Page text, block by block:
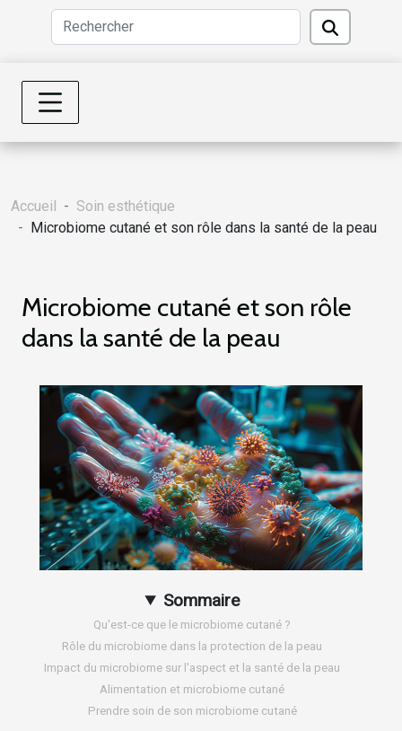
Accueil
Soin esthétique
Microbiome cutané et son rôle dans la santé de la peau
Microbiome cutané et son rôle
dans la santé de la peau
Sommaire
Qu'est-ce que le microbiome cutané ?
Rôle du microbiome dans la protection de la peau
Impact du microbiome sur l'aspect et la santé de la peau
Alimentation et microbiome cutané
Prendre soin de son microbiome cutané